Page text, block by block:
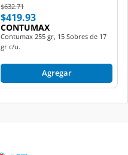
Price reduced from
$632.71to
$419.93
CONTUMAX
Contumax 255 gr, 15 Sobres de 17
gr c/u.
Agregar